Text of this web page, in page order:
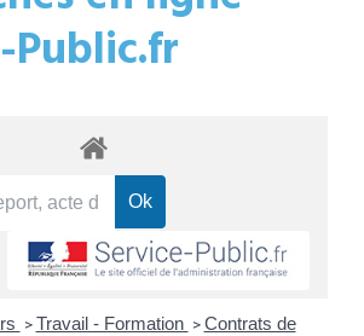
Public.fr
> Travail - Formation > Contrats de